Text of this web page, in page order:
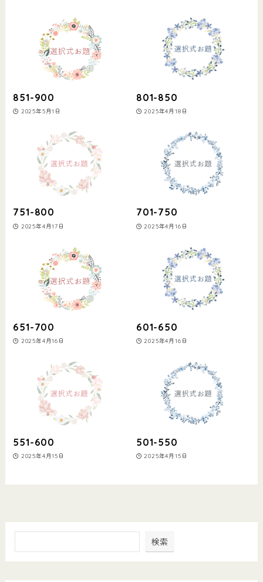
851-900
2025年5月1日
801-850
2025年4月18日
751-800
2025年4月17日
701-750
2025年4月16日
651-700
2025年4月16日
601-650
2025年4月16日
551-600
2025年4月15日
501-550
2025年4月15日
検索